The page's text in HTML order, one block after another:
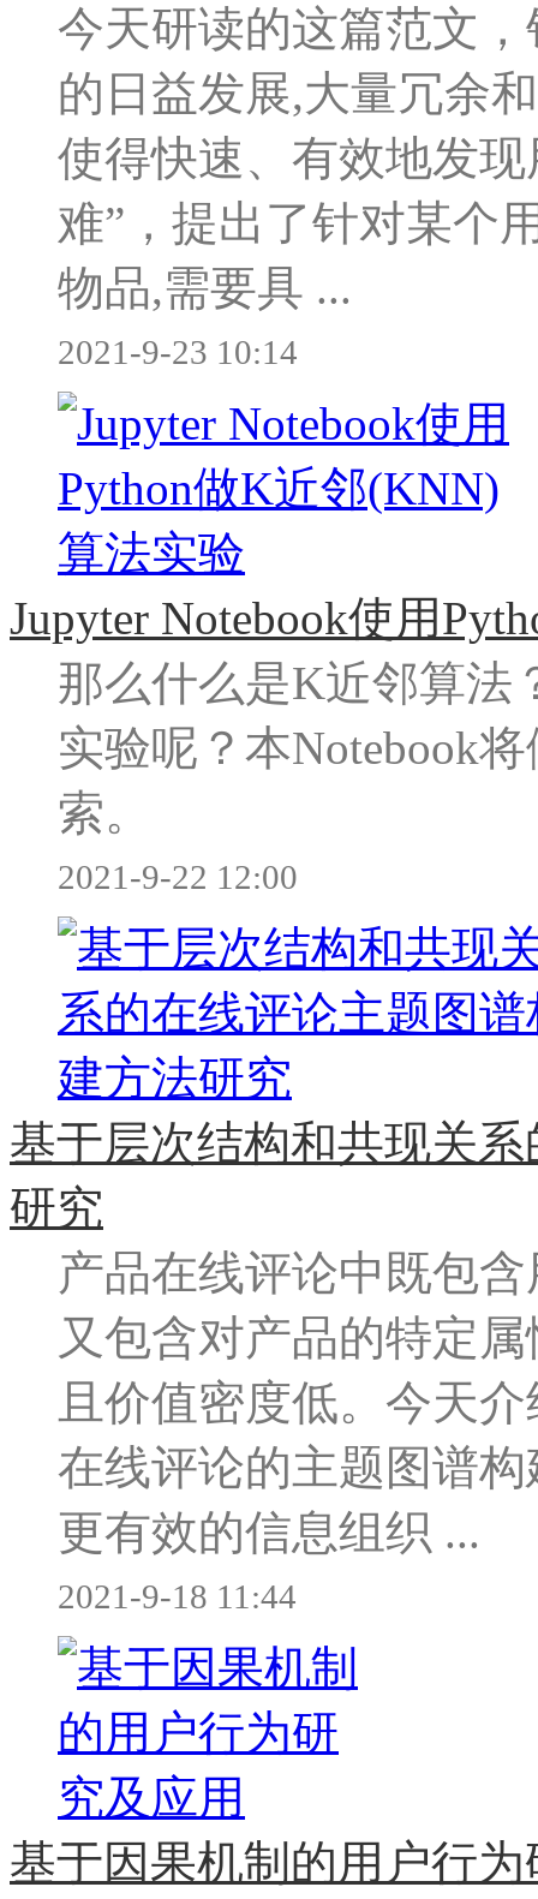
今天研读的这篇范文
的日益发展,大量冗余
使得快速、有效地发
难”，提出了针对某个
物品,需要具 ...
2021-9-23 10:14
Jupyter Notebook使用
那么什么是K近邻算法
实验呢？本Notebook
索。
2021-9-22 12:00
基于层次结构和共现关
研究
产品在线评论中既包
又包含对产品的特定
且价值密度低。今天
在线评论的主题图谱
更有效的信息组织 ...
2021-9-18 11:44
基于因果机制的用户行